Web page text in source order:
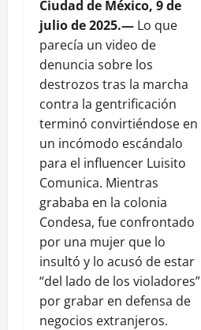
Ciudad de México, 9 de
julio de 2025.— Lo que
parecía un video de
denuncia sobre los
destrozos tras la marcha
contra la gentrificación
terminó convirtiéndose en
un incómodo escándalo
para el influencer Luisito
Comunica. Mientras
grababa en la colonia
Condesa, fue confrontado
por una mujer que lo
insultó y lo acusó de estar
“del lado de los violadores”
por grabar en defensa de
negocios extranjeros.